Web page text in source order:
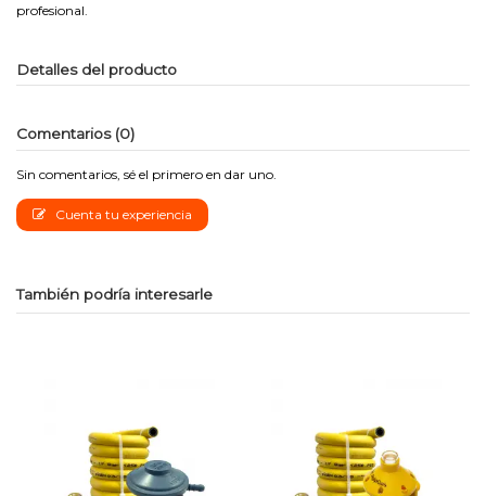
profesional.
Detalles del producto
Comentarios (0)
Sin comentarios, sé el primero en dar uno.
Cuenta tu experiencia
También podría interesarle